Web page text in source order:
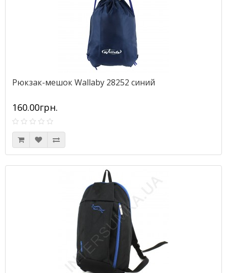
Рюкзак-мешок Wallaby 28252 синий
160.00грн.